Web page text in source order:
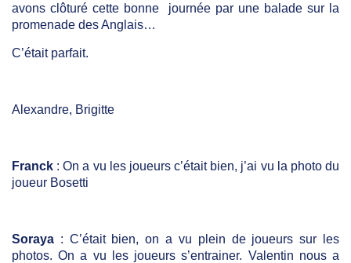
avons clôturé cette bonne journée par une balade sur la
promenade des Anglais…
C’était parfait.
Alexandre, Brigitte
Franck : On a vu les joueurs c’était bien, j’ai vu la photo du
joueur Bosetti
Soraya : C’était bien, on a vu plein de joueurs sur les
photos. On a vu les joueurs s’entrainer. Valentin nous a